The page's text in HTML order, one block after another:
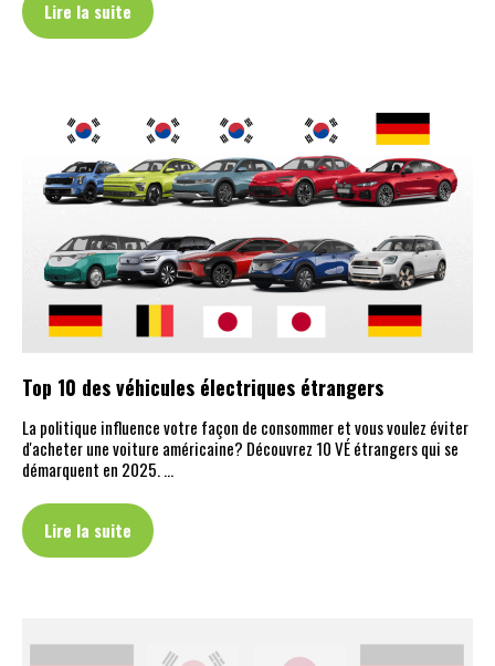
Lire la suite
Top 10 des véhicules électriques étrangers
La politique influence votre façon de consommer et vous voulez éviter
d'acheter une voiture américaine? Découvrez 10 VÉ étrangers qui se
démarquent en 2025. …
Lire la suite